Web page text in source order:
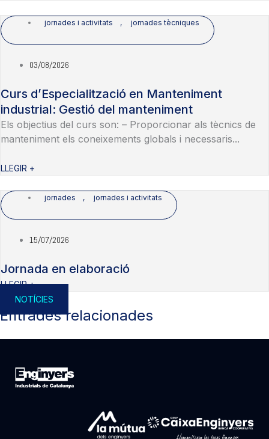
jornades i activitats , jornades tècniques
03/08/2026
Curs d’Especialització en Manteniment
industrial: Gestió del manteniment
Els objectius del curs son: – Proporcionar als tècnics de
manteniment els coneixements globals i necessaris...
LLEGIR +
jornades , jornades i activitats
15/07/2026
Jornada en elaboració
LLEGIR +
NOTÍCIES
Entrades relacionades